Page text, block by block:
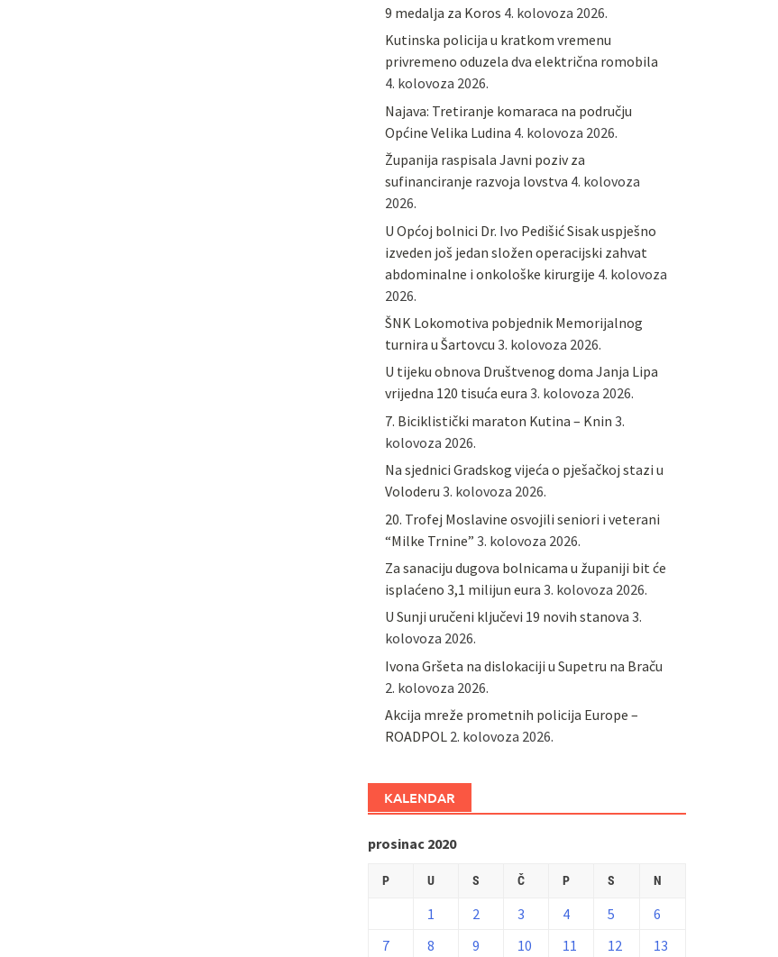
9 medalja za Koros 4. kolovoza 2026.
Kutinska policija u kratkom vremenu
privremeno oduzela dva električna romobila
4. kolovoza 2026.
Najava: Tretiranje komaraca na području
Općine Velika Ludina 4. kolovoza 2026.
Županija raspisala Javni poziv za
sufinanciranje razvoja lovstva 4. kolovoza
2026.
U Općoj bolnici Dr. Ivo Pedišić Sisak uspješno
izveden još jedan složen operacijski zahvat
abdominalne i onkološke kirurgije 4. kolovoza
2026.
ŠNK Lokomotiva pobjednik Memorijalnog
turnira u Šartovcu 3. kolovoza 2026.
U tijeku obnova Društvenog doma Janja Lipa
vrijedna 120 tisuća eura 3. kolovoza 2026.
7. Biciklistički maraton Kutina – Knin 3.
kolovoza 2026.
Na sjednici Gradskog vijeća o pješačkoj stazi u
Voloderu 3. kolovoza 2026.
20. Trofej Moslavine osvojili seniori i veterani
“Milke Trnine” 3. kolovoza 2026.
Za sanaciju dugova bolnicama u županiji bit će
isplaćeno 3,1 milijun eura 3. kolovoza 2026.
U Sunji uručeni ključevi 19 novih stanova 3.
kolovoza 2026.
Ivona Gršeta na dislokaciji u Supetru na Braču
2. kolovoza 2026.
​Akcija mreže prometnih policija Europe –
ROADPOL 2. kolovoza 2026.
KALENDAR
prosinac 2020
P U S Č P S N
1 2 3 4 5
6
7
8 9 10 11 12 13